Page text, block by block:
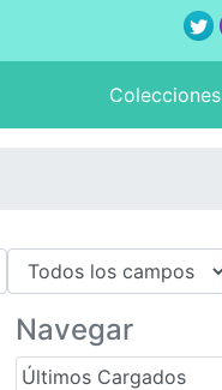
Colecciones
Navegar
Últimos Cargados